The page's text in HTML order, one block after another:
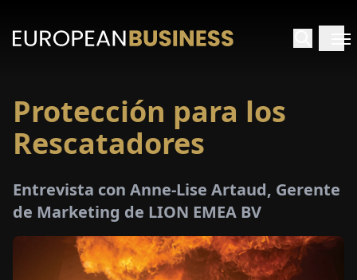
Protección para los
Rescatadores
Entrevista con Anne-Lise Artaud, Gerente
de Marketing de LION EMEA BV